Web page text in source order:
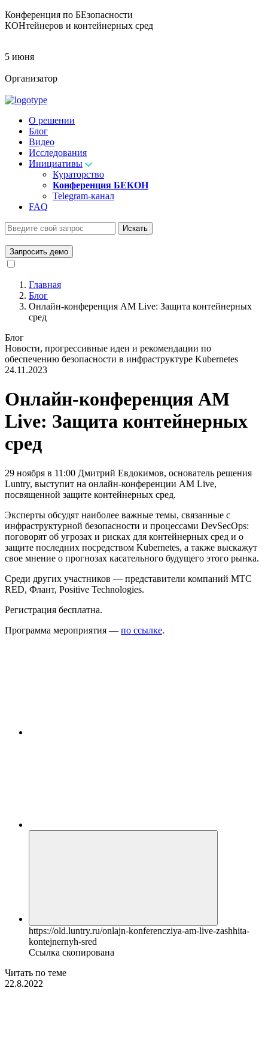
Конференция по БЕзопасности
КОНтейнеров и контейнерных сред
5 июня
Организатор
О решении
Блог
Видео
Исследования
Инициативы
Кураторство
Конференция БЕКОН
Telegram-канал
FAQ
Искать
Запросить демо
Главная
Блог
Онлайн-конференция AM Live: Защита контейнерных
сред
Блог
Новости, прогрессивные идеи и рекомендации по
обеспечению безопасности в инфраструктуре Kubernetes
24.11.2023
Онлайн-конференция AM
Live: Защита контейнерных
сред
29 ноября в 11:00 Дмитрий Евдокимов, основатель решения
Luntry, выступит на онлайн-конференции AM Live,
посвященной защите контейнерных сред.
Эксперты обсудят наиболее важные темы, связанные с
инфраструктурной безопасности и процессами DevSecOps:
поговорят об угрозах и рисках для контейнерных сред и о
защите последних посредством Kubernetes, а также выскажут
свое мнение о прогнозах касательного будущего этого рынка.
Среди других участников — представители компаний МТС
RED, Флант, Positive Technologies.
Регистрация бесплатна.
Программа мероприятия — по ссылке.
https://old.luntry.ru/onlajn-konferencziya-am-live-zashhita-
kontejnernyh-sred
Ссылка скопирована
Читать по теме
22.8.2022